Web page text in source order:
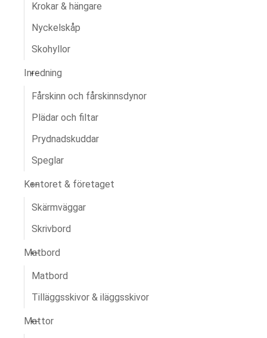
Krokar & hängare
Nyckelskåp
Skohyllor
Inredning
Fårskinn och fårskinnsdynor
Plädar och filtar
Prydnadskuddar
Speglar
Kontoret & företaget
Skärmväggar
Skrivbord
Matbord
Matbord
Tilläggsskivor & iläggsskivor
Mattor